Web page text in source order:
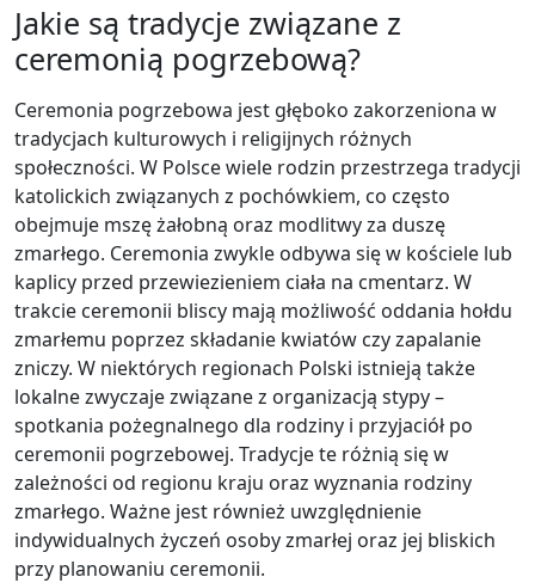
Jakie są tradycje związane z
ceremonią pogrzebową?
Ceremonia pogrzebowa jest głęboko zakorzeniona w
tradycjach kulturowych i religijnych różnych
społeczności. W Polsce wiele rodzin przestrzega tradycji
katolickich związanych z pochówkiem, co często
obejmuje mszę żałobną oraz modlitwy za duszę
zmarłego. Ceremonia zwykle odbywa się w kościele lub
kaplicy przed przewiezieniem ciała na cmentarz. W
trakcie ceremonii bliscy mają możliwość oddania hołdu
zmarłemu poprzez składanie kwiatów czy zapalanie
zniczy. W niektórych regionach Polski istnieją także
lokalne zwyczaje związane z organizacją stypy –
spotkania pożegnalnego dla rodziny i przyjaciół po
ceremonii pogrzebowej. Tradycje te różnią się w
zależności od regionu kraju oraz wyznania rodziny
zmarłego. Ważne jest również uwzględnienie
indywidualnych życzeń osoby zmarłej oraz jej bliskich
przy planowaniu ceremonii.